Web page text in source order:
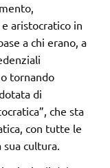
aristocratico in
a chi erano, a
tornando
di
che sta
con tutte le
sua cultura.